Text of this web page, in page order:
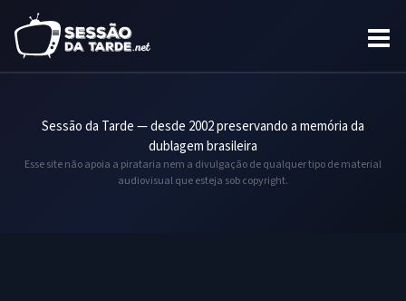
Sessão da Tarde — desde 2002 preservando a memória da
dublagem brasileira
Esse site não apoia a pirataria nem a divulgação de qualquer tipo de material
audiovisual que esteja sob copyright.